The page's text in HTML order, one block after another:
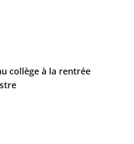
collège à la rentrée